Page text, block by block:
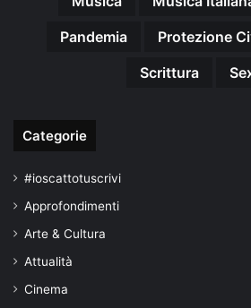
Pandemia
Protezione
Scrittura
Categorie
#ioscattotuscrivi
Approfondimenti
Arte & Cultura
Attualità
Cinema